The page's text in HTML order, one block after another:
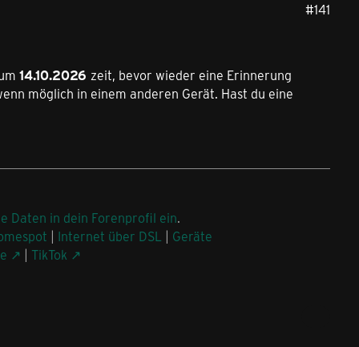
#141
14.10.2026 zeit, bevor wieder eine Erinnerung
möglich in einem anderen Gerät. Hast du eine
Daten in dein Forenprofil ein.
| Internet über DSL | Geräte
| TikTok